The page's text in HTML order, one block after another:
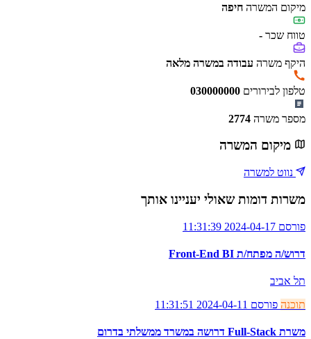
מיקום המשרה חיפה
טווח שכר -
היקף משרה עבודה במשרה מלאה
טלפון לבירורים 030000000
מספר משרה 2774
מיקום המשרה
נווט למשרה
משרות דומות שאולי יעניינו אותך
פורסם 2024-04-17 11:31:39
דרוש/ה מפתח/ת Front-End BI
תל אביב
תוכנה פורסם 2024-04-11 11:31:51
משרת Full-Stack דרושה במשרד ממשלתי בדרום